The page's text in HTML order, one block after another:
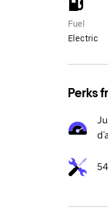
Fuel
Electric
Perks